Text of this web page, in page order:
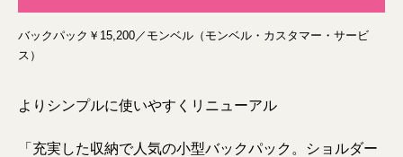
バックパック￥15,200／モンベル（モンベル・カスタマー・サービ
ス）
よりシンプルに使いやすくリニューアル
「充実した収納で人気の小型バックパック。ショルダー